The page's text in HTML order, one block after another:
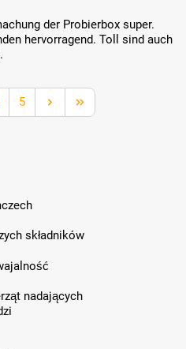
der Probierbox super.
hervorragend. Toll sind auch
Strona
5
składników
nadających